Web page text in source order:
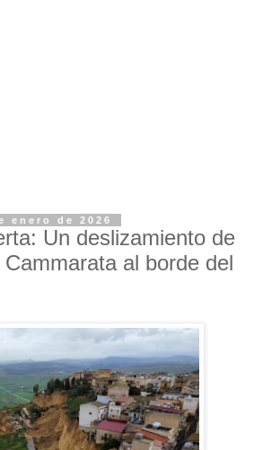
enero de 2026
Un deslizamiento de
al borde del